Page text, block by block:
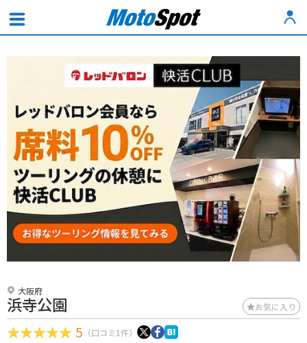
大阪府
浜寺公園 お気に入り
5 （口コミ1件）